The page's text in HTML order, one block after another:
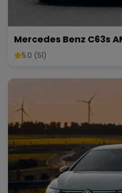
Mercedes Benz C63s
5.0 (51)